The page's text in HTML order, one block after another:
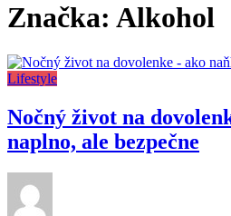
Značka: Alkohol
Lifestyle
Nočný život na
naplno, ale bezpečne